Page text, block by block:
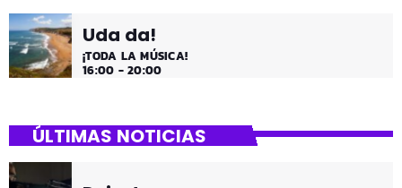
Uda da!
¡TODA LA MÚSICA!
16:00 - 20:00
ÚLTIMAS NOTICIAS